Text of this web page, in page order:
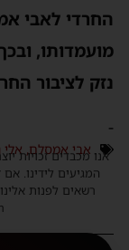
החרדי לאבי
מועמדותו,
נזק לציבור
-
אבי אמסלם,אליאנו מכבדים זכויות
המגיעים לידינו.
רשאים לפנות